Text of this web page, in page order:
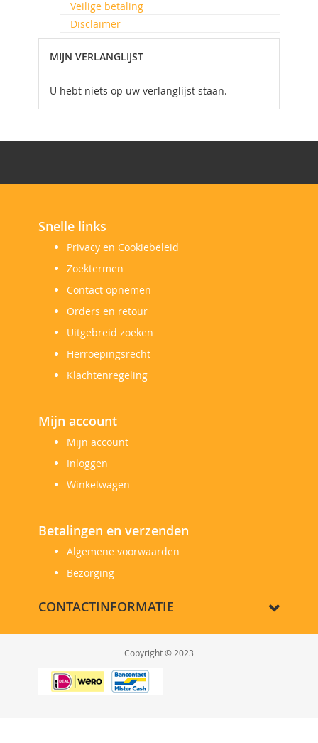
Veilige betaling
Disclaimer
MIJN VERLANGLIJST
U hebt niets op uw verlanglijst staan.
Snelle links
Privacy en Cookiebeleid
Zoektermen
Contact opnemen
Orders en retour
Uitgebreid zoeken
Herroepingsrecht
Klachtenregeling
Mijn account
Mijn account
Inloggen
Winkelwagen
Betalingen en verzenden
Algemene voorwaarden
Bezorging
CONTACTINFORMATIE
Copyright © 2023